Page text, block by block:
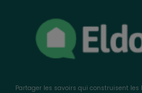
Partager les savoirs qui construisent les